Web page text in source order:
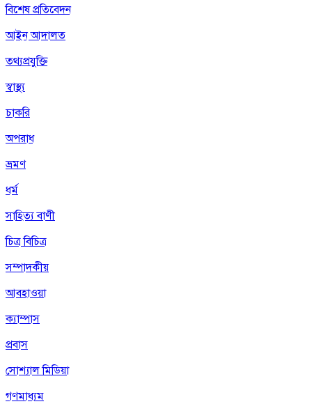
বিশেষ প্রতিবেদন
আইন আদালত
তথ্যপ্রযুক্তি
স্বাস্থ্য
চাকরি
অপরাধ
ভ্রমণ
ধর্ম
সাহিত্য বাণী
চিত্র বিচিত্র
সম্পাদকীয়
আবহাওয়া
ক্যাম্পাস
প্রবাস
সোশ্যাল মিডিয়া
গণমাধ্যম